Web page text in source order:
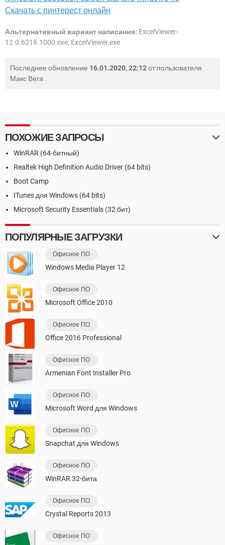
Скачать с пинтерест онлайн
Альтернативный вариант написания: ExcelViewer-
12.0.6219.1000.exe, ExcelViewer.exe
Последнее обновление 16.01.2020, 22:12от пользователя
Макс Вега .
ПОХОЖИЕ ЗАПРОСЫ
WinRAR (64-битный)
Realtek High Definition Audio Driver (64 bits)
Boot Camp
ITunes для Windows (64 bits)
Microsoft Security Essentials (32 бит)
ПОПУЛЯРНЫЕ ЗАГРУЗКИ
Офисное ПО
Windows Media Player 12
Офисное ПО
Microsoft Office 2010
Офисное ПО
Office 2016 Professional
Офисное ПО
Armenian Font Installer Pro
Офисное ПО
Microsoft Word для Windows
Офисное ПО
Snapchat для Windows
Офисное ПО
WinRAR 32-бита
Офисное ПО
Crystal Reports 2013
Офисное ПО